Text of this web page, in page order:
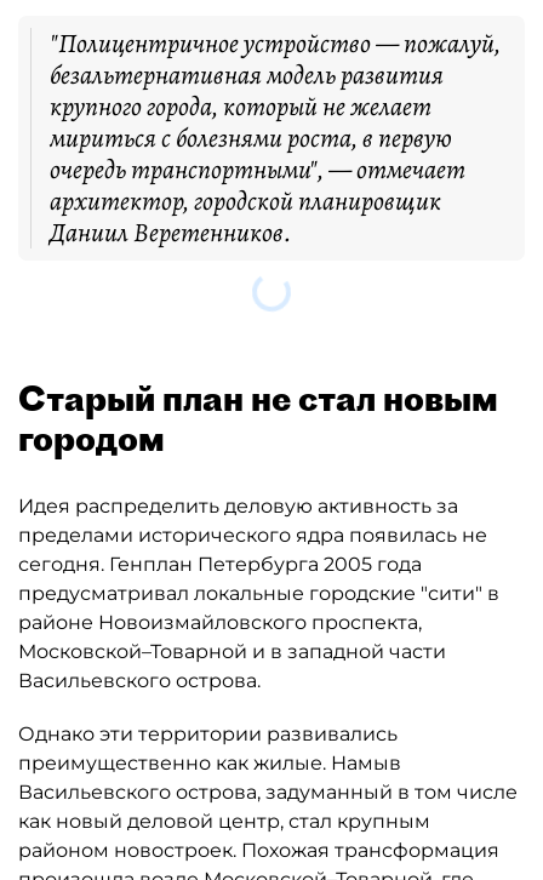
безальтернативная модель развития
крупного города, который не желает
мириться с болезнями роста, в первую
очередь транспортными", — отмечает
архитектор, городской планировщик
Даниил Веретенников.
Загрузка....
городом
Идея распределить деловую активность за
сегодня. Генплан Петербурга 2005 года
предусматривал локальные городские "сити" в
районе Новоизмайловского проспекта,
Московской–Товарной и в западной части
Васильевского острова.
Однако эти территории развивались
Васильевского острова, задуманный в том числе
как новый деловой центр, стал крупным
районом новостроек. Похожая трансформация
произошла возле Московской–Товарной, где
вместо самостоятельного общественно–